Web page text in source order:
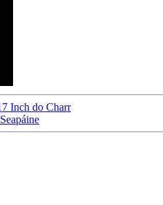
Inch do Charr